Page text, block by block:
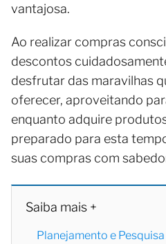
vantajosa.
Ao realizar compras
descontos
desfrutar das maravilhas
oferecer, aproveitando
enquanto adquire
preparado para esta
suas compras com
Saiba mais +
Planejamento e